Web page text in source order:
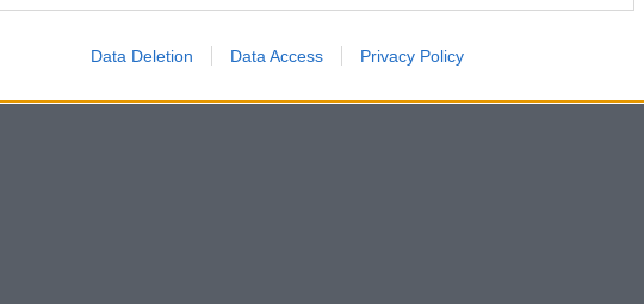
Data Deletion Data Access Privacy Policy